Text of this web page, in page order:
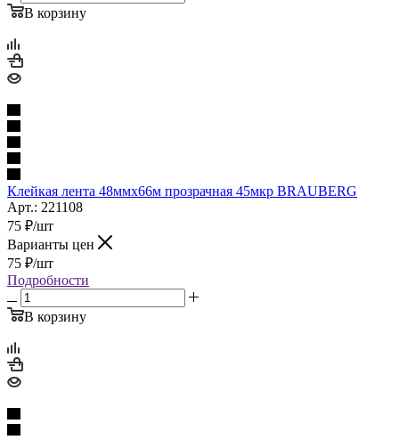
В корзину
Клейкая лента 48ммх66м прозрачная 45мкр BRAUBERG
Арт.: 221108
75 ₽/шт
Варианты цен
75 ₽/шт
Подробности
В корзину